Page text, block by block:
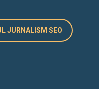
JURNALISM SEO